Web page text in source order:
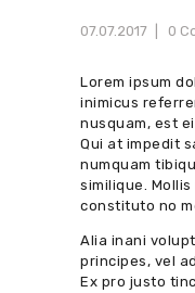
07.07.2017 0
Lorem ipsum
inimicus
nusquam, est
Qui at impedit
numquam
similique.
constituto no
Alia inani
principes, vel
Ex pro justo